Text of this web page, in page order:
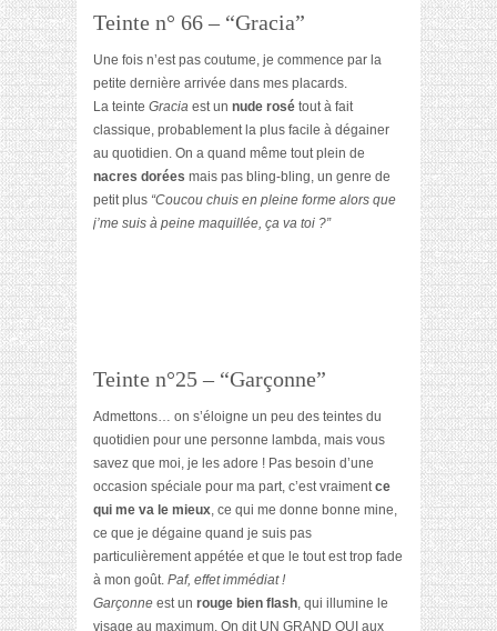
Teinte n° 66 – “Gracia”
Une fois n’est pas coutume, je commence par la
petite dernière arrivée dans mes placards.
La teinte Gracia est un nude rosé tout à fait
classique, probablement la plus facile à dégainer
au quotidien. On a quand même tout plein de
nacres dorées mais pas bling-bling, un genre de
petit plus “Coucou chuis en pleine forme alors que
j’me suis à peine maquillée, ça va toi ?”
Teinte n°25 – “Garçonne”
Admettons… on s’éloigne un peu des teintes du
quotidien pour une personne lambda, mais vous
savez que moi, je les adore ! Pas besoin d’une
occasion spéciale pour ma part, c’est vraimentce
qui me va le mieux, ce qui me donne bonne mine,
ce que je dégaine quand je suis pas
particulièrement appétée et que le tout est trop fade
à mon goût. Paf, effet immédiat !
Garçonne est un rouge bien flash, qui illumine le
visage au maximum. On dit UN GRAND OUI aux